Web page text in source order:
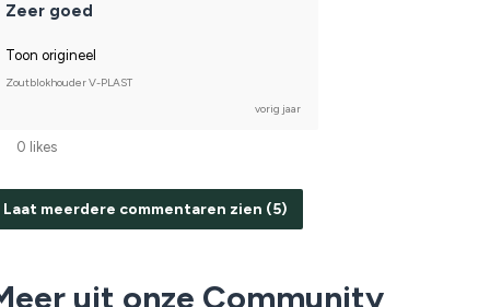
Zeer goed
Toon origineel
Zoutblokhouder V-PLAST
vorig jaar
0 likes
Laat meerdere commentaren zien (5)
uit onze Community